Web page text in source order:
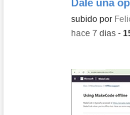
Contenido
subido por
-hace 7 dias-